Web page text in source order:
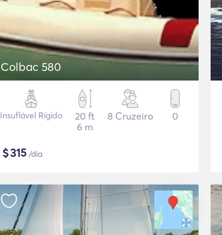
Colbac 580
Insuflável Rígido
20 ft
6 m
8 Cruzeiro 0
$315 /dia